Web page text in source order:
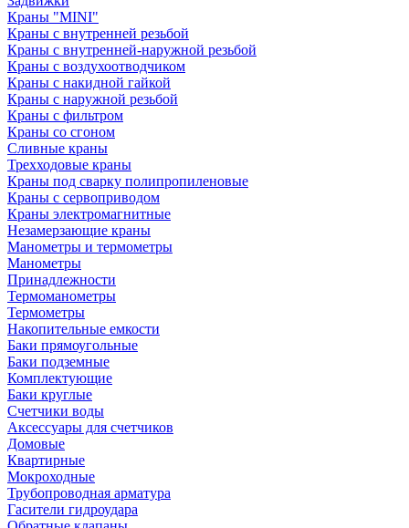
Краны "MINI"
Краны с внутренней резьбой
Краны с внутренней-наружной резьбой
Краны с воздухоотводчиком
Краны с накидной гайкой
Краны с наружной резьбой
Краны с фильтром
Краны со сгоном
Сливные краны
Трехходовые краны
Краны под сварку полипропиленовые
Краны с сервоприводом
Краны электромагнитные
Незамерзающие краны
Манометры и термометры
Манометры
Принадлежности
Термоманометры
Термометры
Накопительные емкости
Баки прямоугольные
Баки подземные
Комплектующие
Баки круглые
Счетчики воды
Аксессуары для счетчиков
Домовые
Квартирные
Мокроходные
Трубопроводная арматура
Гасители гидроудара